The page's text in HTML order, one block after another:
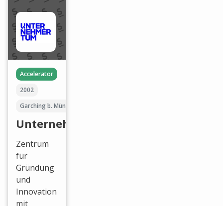
Accelerator
2002
Garching b. München
UnternehmerTUM
Zentrum
für
Gründung
und
Innovation
mit